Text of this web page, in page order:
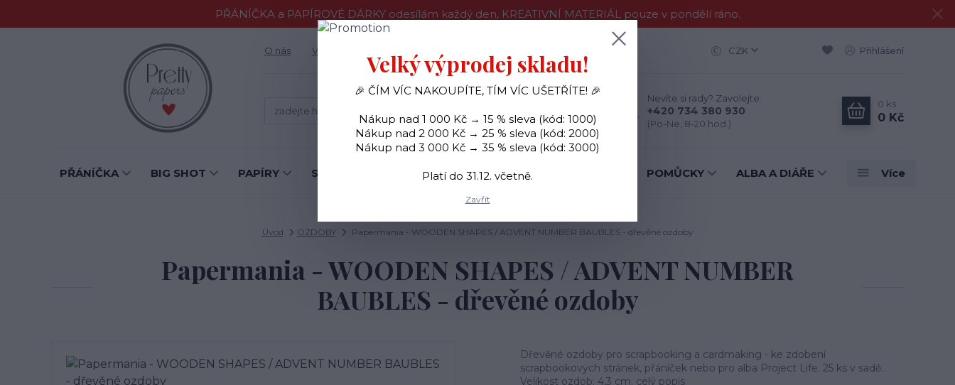
PŘÁNÍČKA a PAPÍROVÉ DÁRKY odesílám každý den, KREATIVNÍ MATERIÁL pouze v pondělí ráno.
O nás Vše o nákupu CZK Přihlášení
Nevíte si rady? Zavolejte.
+420 734 380 930
(Po-Ne, 8-20 hod.)
0 ks
0 Kč
PŘÁNÍČKA BIG SHOT PAPÍRY SAMOLEPKY OZDOBY RAZÍTKA POMŮCKY ALBA A DIÁŘE Více
Úvod OZDOBY Papermania - WOODEN SHAPES / ADVENT NUMBER BAUBLES - dřevěné ozdoby
Papermania - WOODEN SHAPES / ADVENT NUMBER
BAUBLES - dřevěné ozdoby
Dřevěné ozdoby pro scrapbooking a cardmaking - ke zdobení
scrapbookových stránek, přáníček nebo pro alba Project Life. 25 ks v sadě.
Velikost ozdob: 4,3 cm. celý popis
Velký výprodej skladu!
🎉 ČÍM VÍC NAKOUPÍTE, TÍM VÍC UŠETŘÍTE! 🎉
Nákup nad 1 000 Kč → 15 % sleva (kód: 1000)
Nákup nad 2 000 Kč → 25 % sleva (kód: 2000)
Nákup nad 3 000 Kč → 35 % sleva (kód: 3000)
Platí do 31.12. včetně.
Zavřít